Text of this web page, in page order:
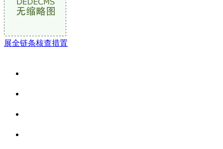
展全链条核查措置